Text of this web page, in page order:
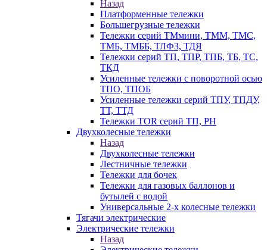
Назад
Платформенные тележки
Большегрузные тележки
Тележки серий ТМмини, ТММ, ТМС,
ТМБ, ТМББ, ТЛФЗ, ТДЯ
Тележки серий ТП, ТПР, ТПБ, ТБ, ТС,
ТКД
Усиленные тележки с поворотной осью
ТПО, ТПОБ
Усиленные тележки серий ТПУ, ТПДУ,
ТТ, ТТД
Тележки TOR серий ТП, PH
Двухколесные тележки
Назад
Двухколесные тележки
Лестничные тележки
Тележки для бочек
Тележки для газовых баллонов и
бутылей с водой
Универсальные 2-х колесные тележки
Тягачи электрические
Электрические тележки
Назад